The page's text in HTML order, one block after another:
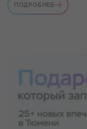
ПОДРОБНЕЕ